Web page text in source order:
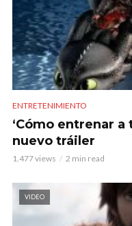
ENTRETENIMIENTO
‘Cómo entrenar a
nuevo tráiler
1.477 views 2 min read
VIDEO